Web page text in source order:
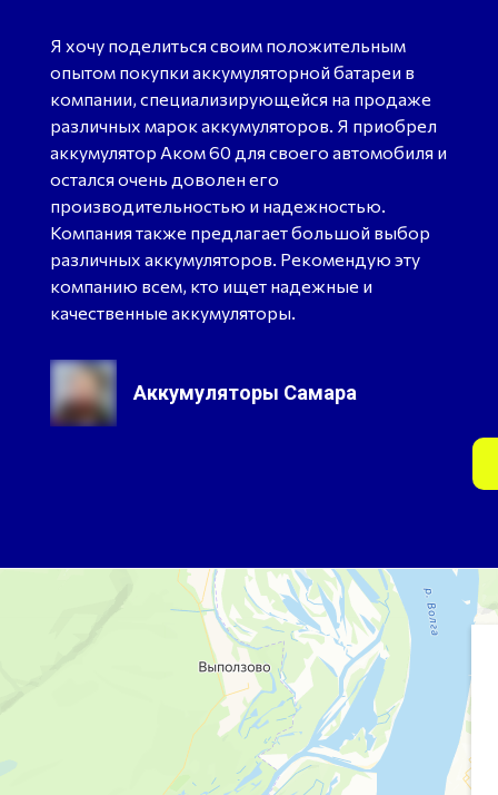
Я хочу поделиться своим положительным
опытом покупки аккумуляторной батареи в
компании, специализирующейся на продаже
различных марок аккумуляторов. Я приобрел
аккумулятор Аком 60 для своего автомобиля и
остался очень доволен его
производительностью и надежностью.
Компания также предлагает большой выбор
различных аккумуляторов. Рекомендую эту
компанию всем, кто ищет надежные и
качественные аккумуляторы.
Аккумуляторы Самара